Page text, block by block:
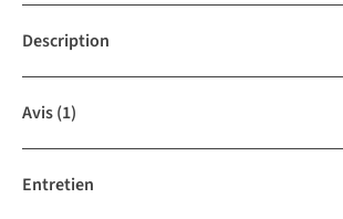
Description
Avis(1)
Entretien